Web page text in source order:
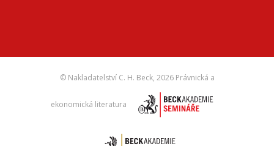
© Nakladatelství C. H. Beck, 2026 Právnická a
ekonomická literatura